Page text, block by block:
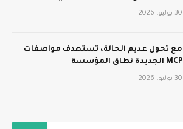
30 يوليو، 2026
مع تحول عديم الحالة، تستهدف مواصفات
MCP الجديدة نطاق المؤسسة
30 يوليو، 2026